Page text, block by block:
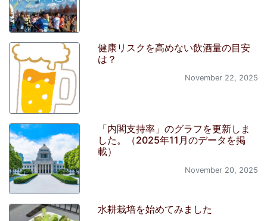
健康リスクを高めない飲酒量の目安
は？
November 22, 2025
「内閣支持率」のグラフを更新しま
した。（2025年11月のデータを掲
載）
November 20, 2025
水耕栽培を始めてみました